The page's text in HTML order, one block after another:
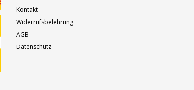
Kontakt
Widerrufsbelehrung
AGB
Datenschutz